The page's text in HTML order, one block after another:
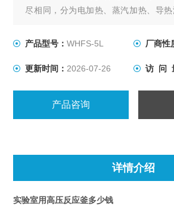
尽相同，分为电加热、蒸汽加热、导
式、自吸式、框式。其他要求可根据
产品型号：WHFS-5L 厂商性
更新时间： 2026-07-26 访 问
产品咨询
详情介绍
实验室用高压反应釜多少钱